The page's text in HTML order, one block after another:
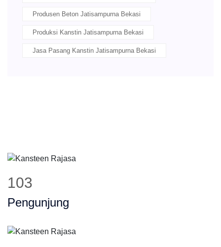
Produsen Beton Jatisampurna Bekasi
Produksi Kanstin Jatisampurna Bekasi
Jasa Pasang Kanstin Jatisampurna Bekasi
130
Pengunjung